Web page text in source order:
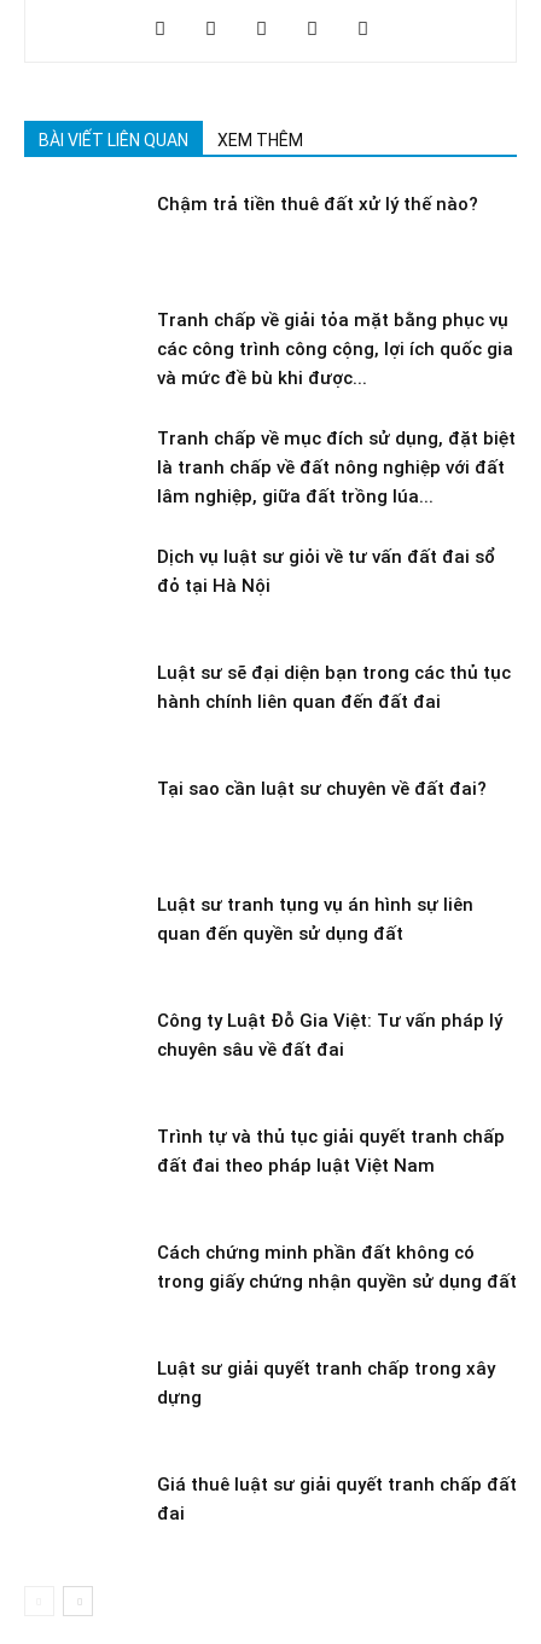
BÀI VIẾT LIÊN QUAN XEM THÊM
Chậm trả tiền thuê đất xử lý thế nào?
Tranh chấp về giải tỏa mặt bằng phục vụ
các công trình công cộng, lợi ích quốc gia
và mức đề bù khi được...
Tranh chấp về mục đích sử dụng, đặt biệt
là tranh chấp về đất nông nghiệp với đất
lâm nghiệp, giữa đất trồng lúa...
Dịch vụ luật sư giỏi về tư vấn đất đai sổ
đỏ tại Hà Nội
Luật sư sẽ đại diện bạn trong các thủ tục
hành chính liên quan đến đất đai
Tại sao cần luật sư chuyên về đất đai?
Luật sư tranh tụng vụ án hình sự liên
quan đến quyền sử dụng đất
Công ty Luật Đỗ Gia Việt: Tư vấn pháp lý
chuyên sâu về đất đai
Trình tự và thủ tục giải quyết tranh chấp
đất đai theo pháp luật Việt Nam
Cách chứng minh phần đất không có
trong giấy chứng nhận quyền sử dụng đất
Luật sư giải quyết tranh chấp trong xây
dựng
Giá thuê luật sư giải quyết tranh chấp đất
đai